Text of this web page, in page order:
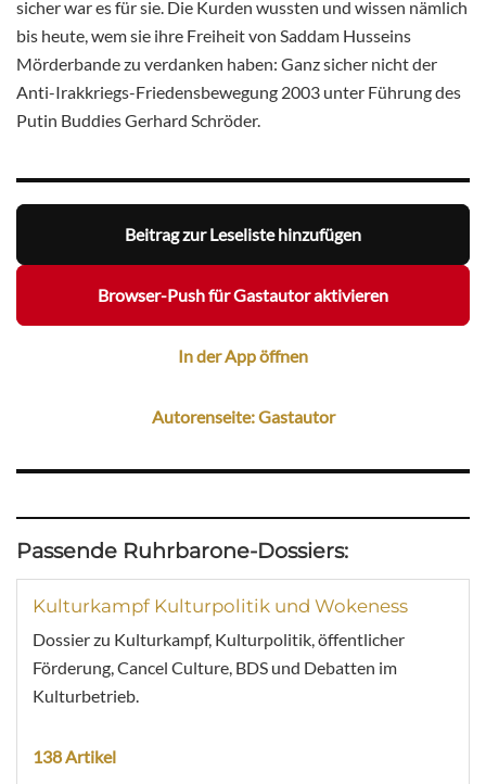
sicher war es für sie. Die Kurden wussten und wissen nämlich
bis heute, wem sie ihre Freiheit von Saddam Husseins
Mörderbande zu verdanken haben: Ganz sicher nicht der
Anti-Irakkriegs-Friedensbewegung 2003 unter Führung des
Putin Buddies Gerhard Schröder.
Beitrag zur Leseliste hinzufügen
Browser-Push für Gastautor aktivieren
In der App öffnen
Autorenseite: Gastautor
Passende Ruhrbarone-Dossiers:
Kulturkampf Kulturpolitik und Wokeness
Dossier zu Kulturkampf, Kulturpolitik, öffentlicher
Förderung, Cancel Culture, BDS und Debatten im
Kulturbetrieb.
138 Artikel